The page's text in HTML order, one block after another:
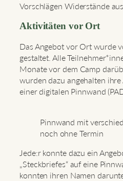
Vorschlägen Widerstände
Aktivitäten vor Ort
Das Angebot vor Ort wurde
gestaltet. Alle
Monate vor dem Camp
wurden dazu angehalten
einer digitalen Pinnwand
Pinnwand mit
noch ohne Termin
Jede:r konnte dazu ein
„Steckbriefes“ auf eine
konnten ihren Namen